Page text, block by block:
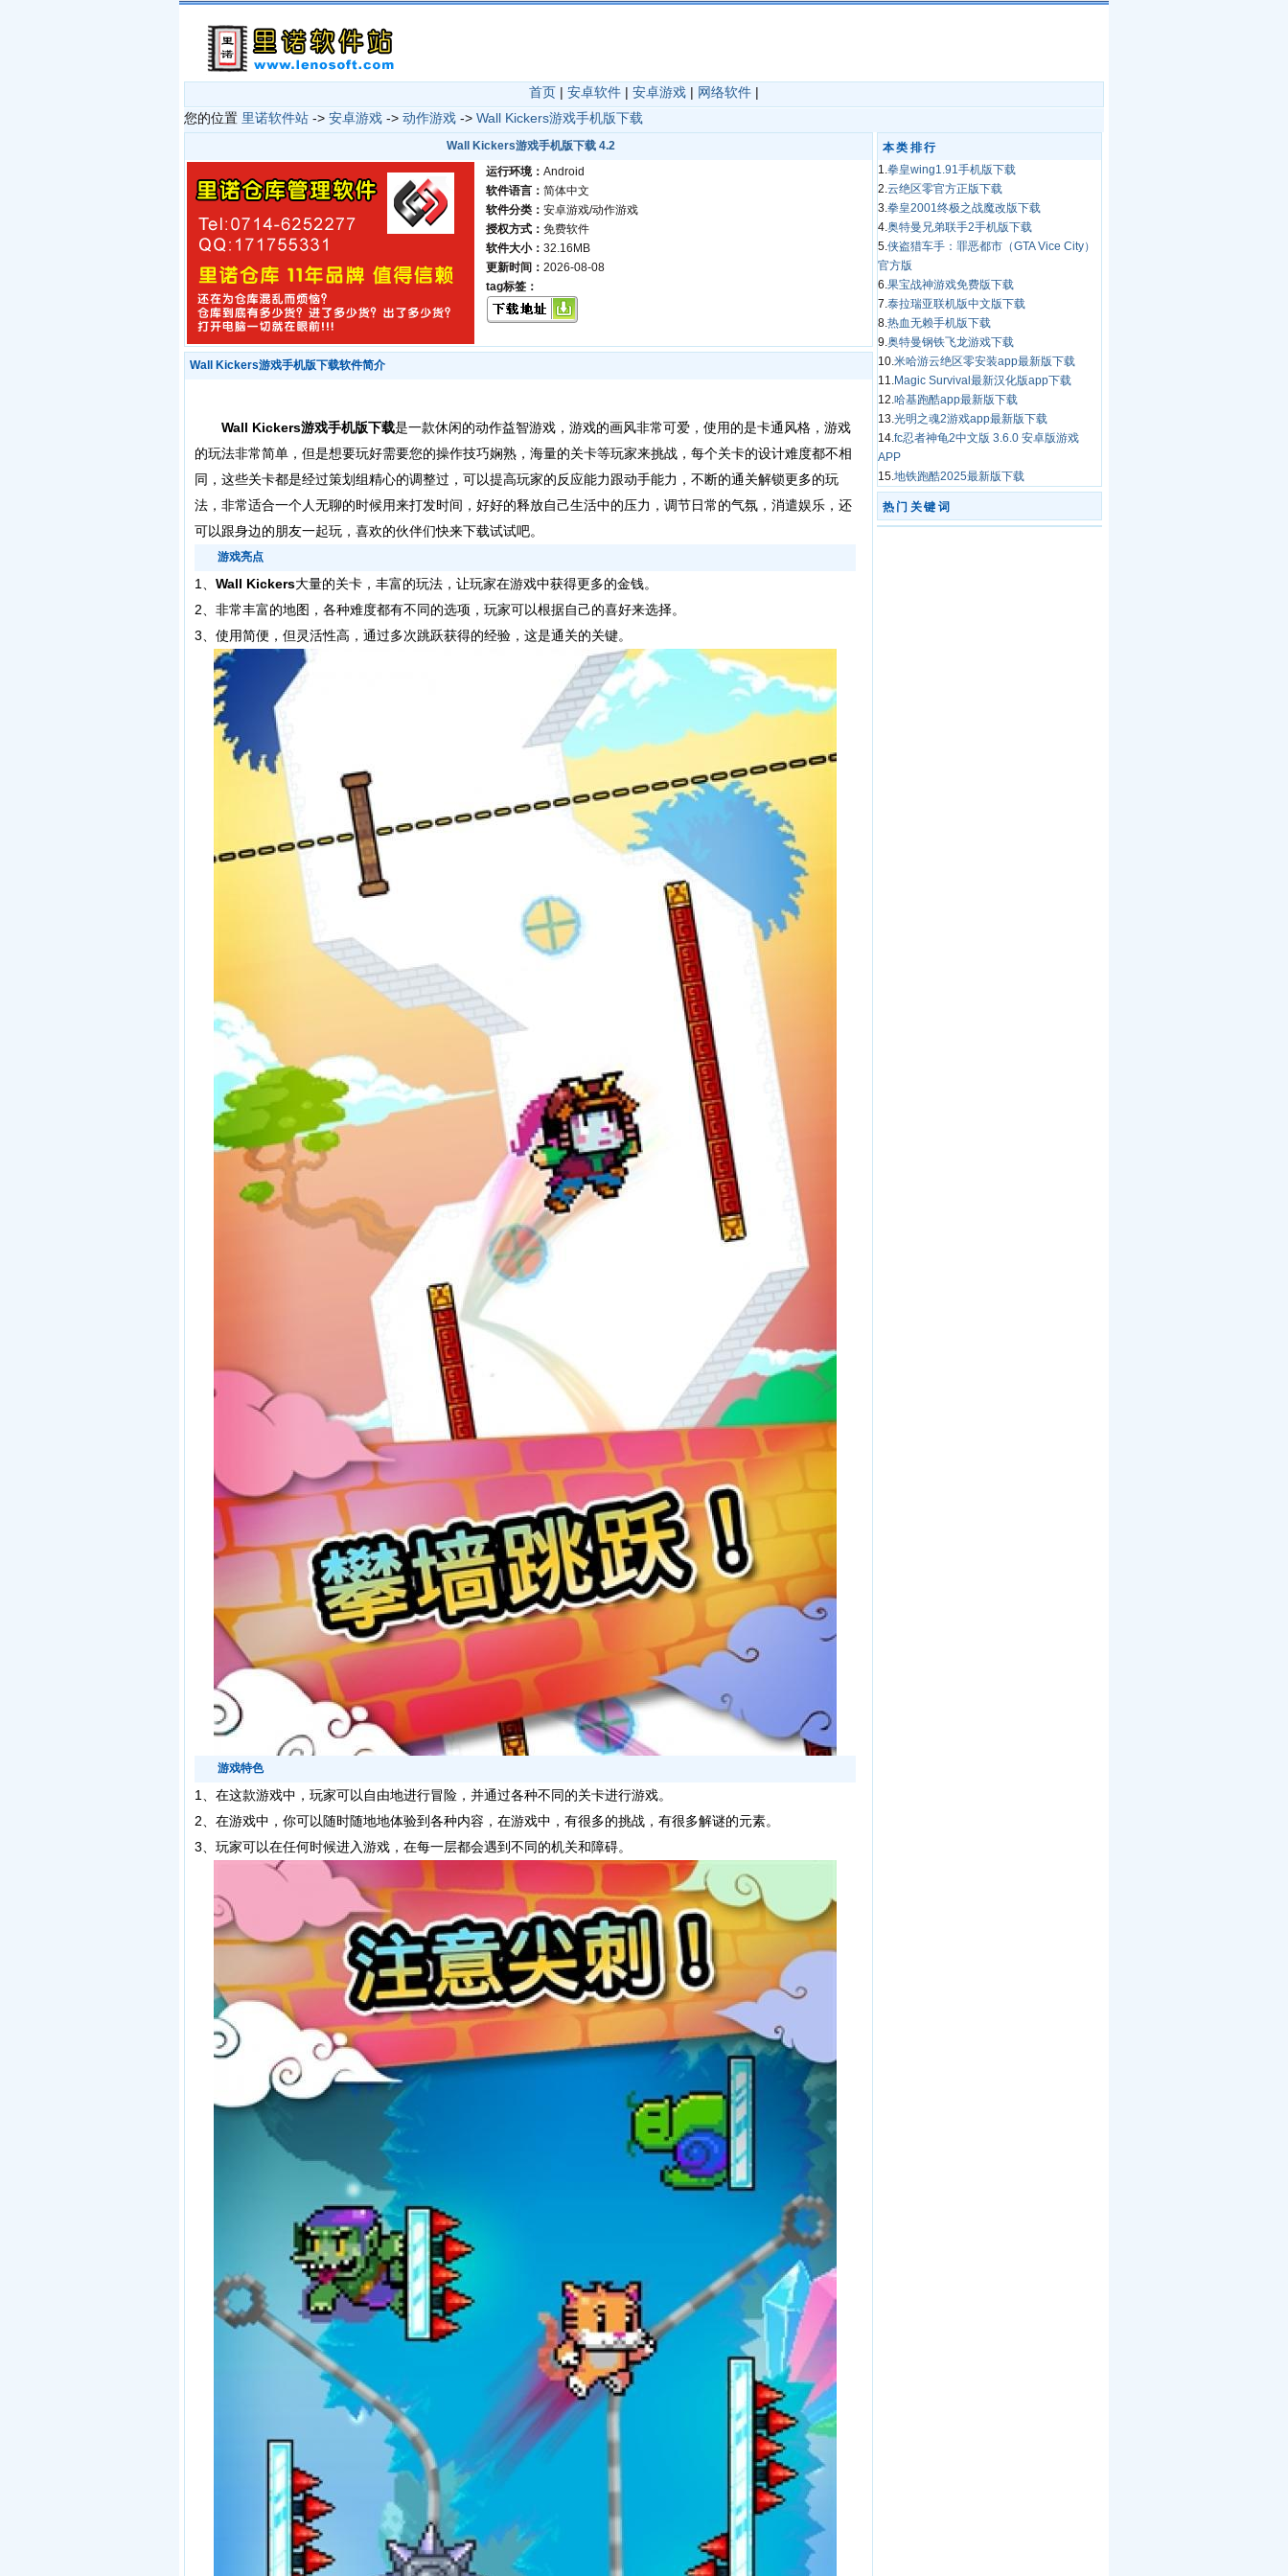
首页 | 安卓软件 | 安卓游戏 | 网络软件 |
您的位置 里诺软件站 -> 安卓游戏 -> 动作游戏 -> Wall Kickers游戏手机版下载
Wall Kickers游戏手机版下载 4.2
运行环境： Android
软件语言： 简体中文
软件分类： 安卓游戏/动作游戏
授权方式： 免费软件
软件大小： 32.16MB
更新时间： 2026-08-08
tag标签：
Wall Kickers游戏手机版下载软件简介
Wall Kickers游戏手机版下载是一款休闲的动作益智游戏，游戏的画风非常可爱，使用的是卡通风格，游戏
的玩法非常简单，但是想要玩好需要您的操作技巧娴熟，海量的关卡等玩家来挑战，每个关卡的设计难度都不相
同，这些关卡都是经过策划组精心的调整过，可以提高玩家的反应能力跟动手能力，不断的通关解锁更多的玩
法，非常适合一个人无聊的时候用来打发时间，好好的释放自己生活中的压力，调节日常的气氛，消遣娱乐，还
可以跟身边的朋友一起玩，喜欢的伙伴们快来下载试试吧。
游戏亮点
1、 Wall Kickers大量的关卡，丰富的玩法，让玩家在游戏中获得更多的金钱。
2、非常丰富的地图，各种难度都有不同的选项，玩家可以根据自己的喜好来选择。
3、使用简便，但灵活性高，通过多次跳跃获得的经验，这是通关的关键。
游戏特色
1、在这款游戏中，玩家可以自由地进行冒险，并通过各种不同的关卡进行游戏。
2、在游戏中，你可以随时随地地体验到各种内容，在游戏中，有很多的挑战，有很多解谜的元素。
3、玩家可以在任何时候进入游戏，在每一层都会遇到不同的机关和障碍。
本类排行
1.拳皇wing1.91手机版下载
2.云绝区零官方正版下载
3.拳皇2001终极之战魔改版下载
4.奥特曼兄弟联手2手机版下载
5.侠盗猎车手：罪恶都市（GTA Vice City）
官方版
6.果宝战神游戏免费版下载
7.泰拉瑞亚联机版中文版下载
8.热血无赖手机版下载
9.奥特曼钢铁飞龙游戏下载
10.米哈游云绝区零安装app最新版下载
11.Magic Survival最新汉化版app下载
12.哈基跑酷app最新版下载
13.光明之魂2游戏app最新版下载
14.fc忍者神龟2中文版 3.6.0 安卓版游戏
APP
15.地铁跑酷2025最新版下载
热门关键词